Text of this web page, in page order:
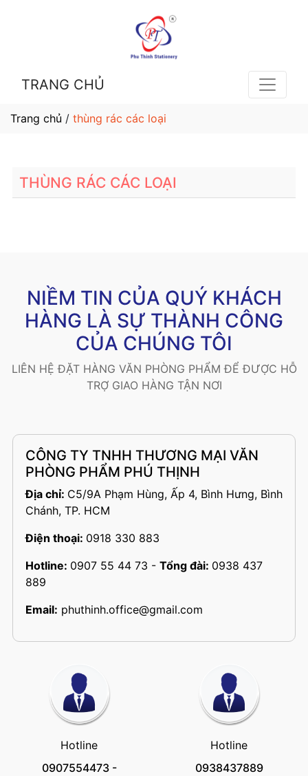
TRANG CHỦ
Trang chủ / thùng rác các loại
THÙNG RÁC CÁC LOẠI
NIỀM TIN CỦA QUÝ KHÁCH
HÀNG LÀ SỰ THÀNH CÔNG
CỦA CHÚNG TÔI
LIÊN HỆ ĐẶT HÀNG VĂN PHÒNG PHẨM ĐỂ ĐƯỢC HỖ
TRỢ GIAO HÀNG TẬN NƠI
CÔNG TY TNHH THƯƠNG MẠI VĂN
PHÒNG PHẨM PHÚ THỊNH
Địa chỉ: C5/9A Phạm Hùng, Ấp 4, Bình Hưng, Bình
Chánh, TP. HCM
Điện thoại: 0918 330 883
Hotline: 0907 55 44 73 - Tổng đài: 0938 437
889
Email: phuthinh.office@gmail.com
Hotline
0907554473-
Hotline
0938437889